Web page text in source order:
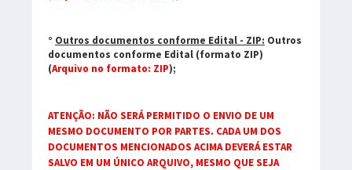
° Outros documentos conforme Edital - ZIP: Outros
documentos conforme Edital (formato ZIP)
(Arquivo no formato: ZIP);
ATENÇÃO: NÃO SERÁ PERMITIDO O ENVIO DE UM
MESMO DOCUMENTO POR PARTES. CADA UM DOS
DOCUMENTOS MENCIONADOS ACIMA DEVERÁ ESTAR
SALVO EM UM ÚNICO ARQUIVO, MESMO QUE SEJA